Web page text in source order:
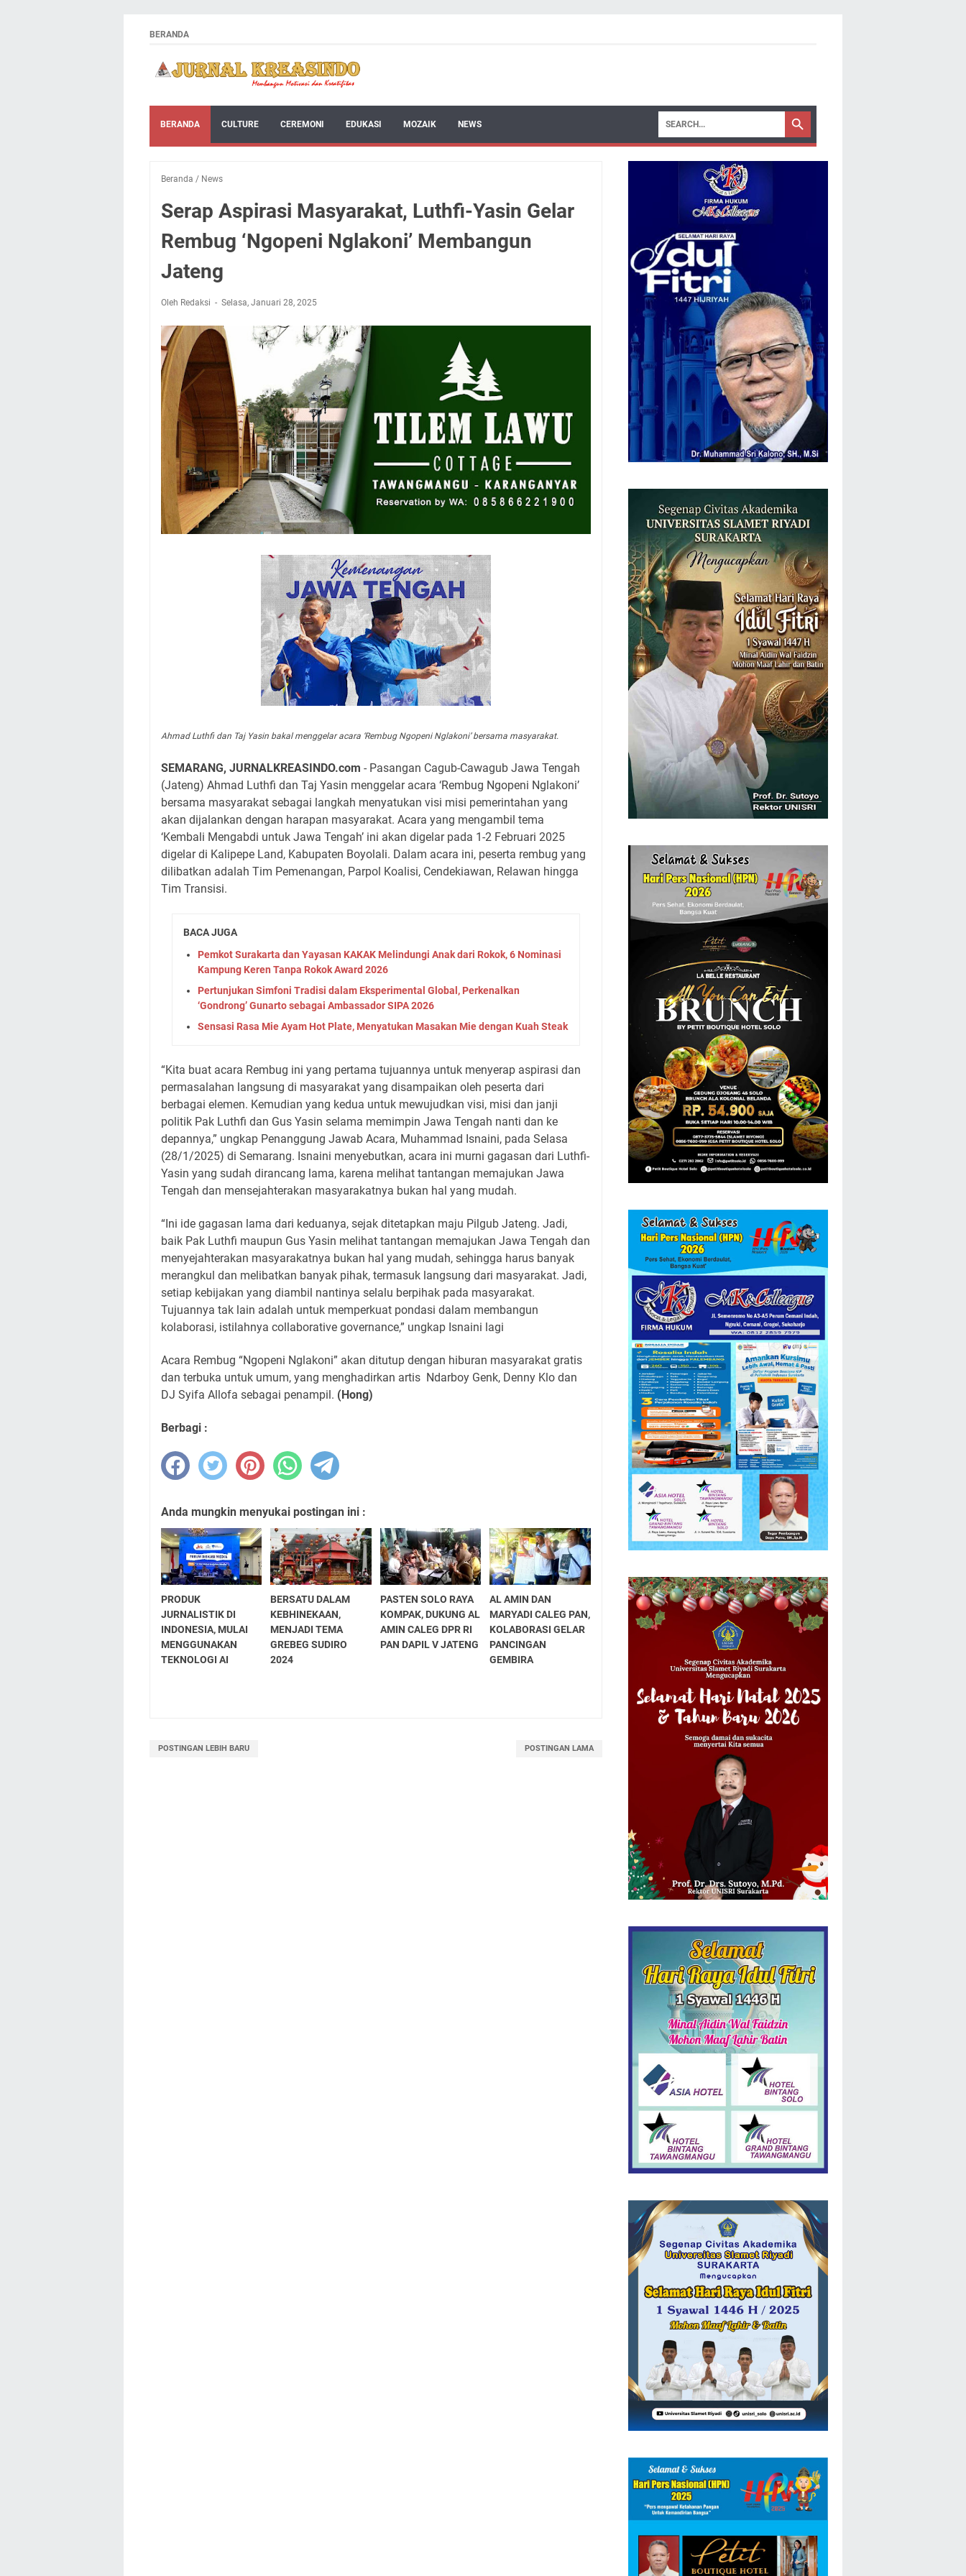
BERANDA
BERANDA CULTURE CEREMONI EDUKASI MOZAIK NEWS
Beranda / News
Serap Aspirasi Masyarakat, Luthfi-Yasin Gelar
Rembug ‘Ngopeni Nglakoni’ Membangun
Jateng
Oleh Redaksi Selasa, Januari 28, 2025
Ahmad Luthfi dan Taj Yasin bakal menggelar acara ‘Rembug Ngopeni Nglakoni’ bersama masyarakat.
SEMARANG, JURNALKREASINDO.com - Pasangan Cagub-Cawagub Jawa Tengah
(Jateng) Ahmad Luthfi dan Taj Yasin menggelar acara ‘Rembug Ngopeni Nglakoni’
bersama masyarakat sebagai langkah menyatukan visi misi pemerintahan yang
akan dijalankan dengan harapan masyarakat. Acara yang mengambil tema
‘Kembali Mengabdi untuk Jawa Tengah’ ini akan digelar pada 1-2 Februari 2025
digelar di Kalipepe Land, Kabupaten Boyolali. Dalam acara ini, peserta rembug yang
dilibatkan adalah Tim Pemenangan, Parpol Koalisi, Cendekiawan, Relawan hingga
Tim Transisi.
BACA JUGA
Pemkot Surakarta dan Yayasan KAKAK Melindungi Anak dari Rokok, 6 Nominasi
Kampung Keren Tanpa Rokok Award 2026
Pertunjukan Simfoni Tradisi dalam Eksperimental Global, Perkenalkan
‘Gondrong’ Gunarto sebagai Ambassador SIPA 2026
Sensasi Rasa Mie Ayam Hot Plate, Menyatukan Masakan Mie dengan Kuah Steak
“Kita buat acara Rembug ini yang pertama tujuannya untuk menyerap aspirasi dan
permasalahan langsung di masyarakat yang disampaikan oleh peserta dari
berbagai elemen. Kemudian yang kedua untuk mewujudkan visi, misi dan janji
politik Pak Luthfi dan Gus Yasin selama memimpin Jawa Tengah nanti dan ke
depannya,” ungkap Penanggung Jawab Acara, Muhammad Isnaini, pada Selasa
(28/1/2025) di Semarang. Isnaini menyebutkan, acara ini murni gagasan dari Luthfi-
Yasin yang sudah dirancang lama, karena melihat tantangan memajukan Jawa
Tengah dan mensejahterakan masyarakatnya bukan hal yang mudah.
“Ini ide gagasan lama dari keduanya, sejak ditetapkan maju Pilgub Jateng. Jadi,
baik Pak Luthfi maupun Gus Yasin melihat tantangan memajukan Jawa Tengah dan
menyejahterakan masyarakatnya bukan hal yang mudah, sehingga harus banyak
merangkul dan melibatkan banyak pihak, termasuk langsung dari masyarakat. Jadi,
setiap kebijakan yang diambil nantinya selalu berpihak pada masyarakat.
Tujuannya tak lain adalah untuk memperkuat pondasi dalam membangun
kolaborasi, istilahnya collaborative governance,” ungkap Isnaini lagi
Acara Rembug “Ngopeni Nglakoni” akan ditutup dengan hiburan masyarakat gratis
dan terbuka untuk umum, yang menghadirkan artis Ndarboy Genk, Denny Klo dan
DJ Syifa Allofa sebagai penampil. (Hong)
Berbagi :
Anda mungkin menyukai postingan ini :
PRODUK
JURNALISTIK DI
INDONESIA, MULAI
MENGGUNAKAN
TEKNOLOGI AI
BERSATU DALAM
KEBHINEKAAN,
MENJADI TEMA
GREBEG SUDIRO
2024
PASTEN SOLO RAYA
KOMPAK, DUKUNG AL
AMIN CALEG DPR RI
PAN DAPIL V JATENG
AL AMIN DAN
MARYADI CALEG PAN,
KOLABORASI GELAR
PANCINGAN
GEMBIRA
POSTINGAN LEBIH BARU POSTINGAN LAMA